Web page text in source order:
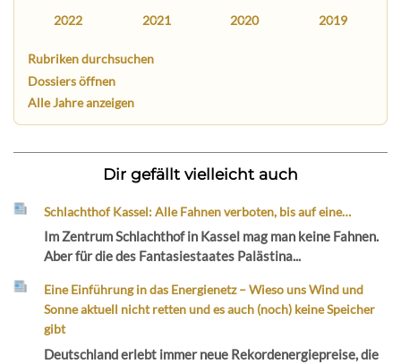
2022 2021 2020 2019
Rubriken durchsuchen
Dossiers öffnen
Alle Jahre anzeigen
Dir gefällt vielleicht auch
Schlachthof Kassel: Alle Fahnen verboten, bis auf eine…
Im Zentrum Schlachthof in Kassel mag man keine Fahnen.
Aber für die des Fantasiestaates Palästina...
Eine Einführung in das Energienetz – Wieso uns Wind und
Sonne aktuell nicht retten und es auch (noch) keine Speicher
gibt
Deutschland erlebt immer neue Rekordenergiepreise, die